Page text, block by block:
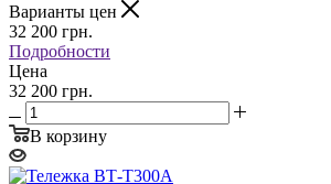
Варианты цен
32 200 грн.
Подробности
Цена
32 200 грн.
В корзину